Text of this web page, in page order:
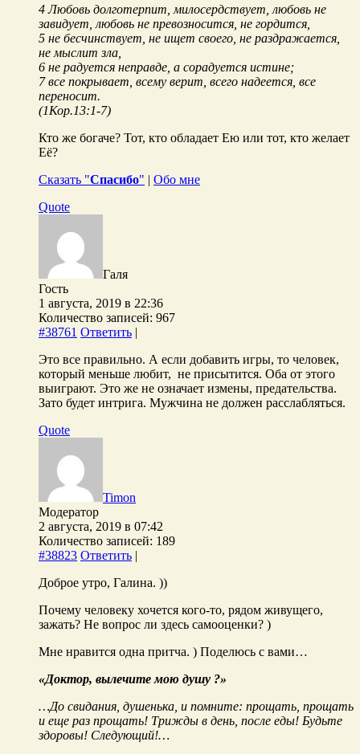
4 Любовь долготерпит, милосердствует, любовь не
завидует, любовь не превозносится, не гордится,
5 не бесчинствует, не ищет своего, не раздражается,
не мыслит зла,
6 не радуется неправде, а сорадуется истине;
7 все покрывает, всему верит, всего надеется, все
переносит.
(1Кор.13:1-7)
Кто же богаче? Тот, кто обладает Ею или тот, кто желает
Её?
Сказать "Спасибо" | Обо мне
Quote
Галя
Гость
1 августа, 2019 в 22:36
Количество записей: 967
#38761 Ответить |
Это все правильно. А если добавить игры, то человек,
который меньше любит, не присытится. Оба от этого
выиграют. Это же не означает измены, предательства.
Зато будет интрига. Мужчина не должен расслабляться.
Quote
Timon
Модератор
2 августа, 2019 в 07:42
Количество записей: 189
#38823 Ответить |
Доброе утро, Галина. ))
Почему человеку хочется кого-то, рядом живущего,
зажать? Не вопрос ли здесь самооценки? )
Мне нравится одна притча. ) Поделюсь с вами…
«Доктор, вылечите мою душу ?»
…До свидания, душенька, и помните: прощать, прощать
и еще раз прощать! Трижды в день, после еды! Будьте
здоровы! Следующий!…